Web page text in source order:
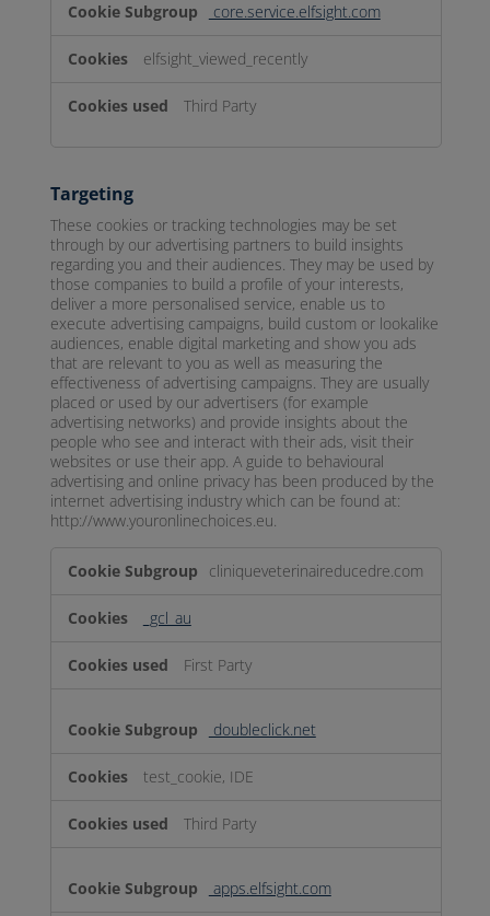
core.service.elfsight.com
elfsight_viewed_recently
Third Party
Targeting
These cookies or tracking technologies may be set
through by our advertising partners to build insights
regarding you and their audiences. They may be used by
those companies to build a profile of your interests,
deliver a more personalised service, enable us to
execute advertising campaigns, build custom or lookalike
audiences, enable digital marketing and show you ads
that are relevant to you as well as measuring the
effectiveness of advertising campaigns. They are usually
placed or used by our advertisers (for example
advertising networks) and provide insights about the
people who see and interact with their ads, visit their
websites or use their app. A guide to behavioural
advertising and online privacy has been produced by the
internet advertising industry which can be found at:
http://www.youronlinechoices.eu.
cliniqueveterinaireducedre.com
_gcl_au
First Party
doubleclick.net
test_cookie, IDE
Third Party
apps.elfsight.com